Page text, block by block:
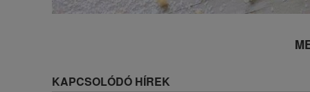
KAPCSOLÓDÓ HÍREK